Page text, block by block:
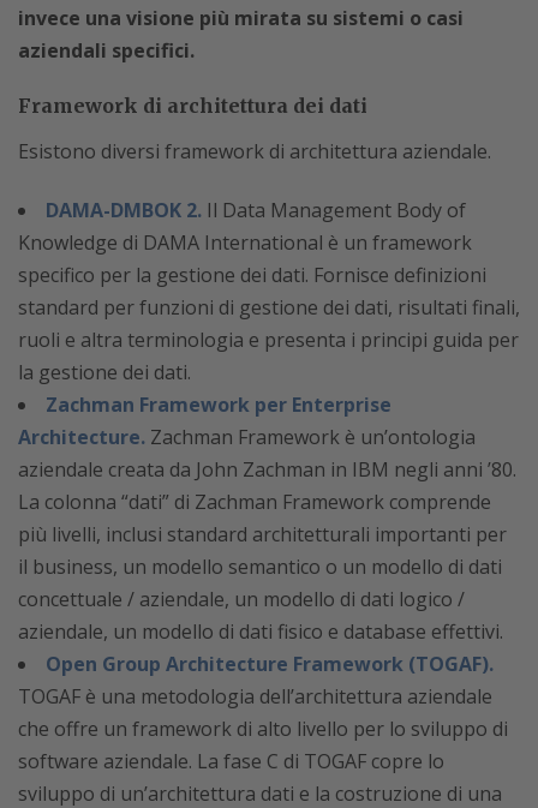
invece una visione più mirata su sistemi o casi
aziendali specifici.
Framework di architettura dei dati
Esistono diversi framework di architettura aziendale.
DAMA-DMBOK 2. Il Data Management Body of
Knowledge di DAMA International è un framework
specifico per la gestione dei dati. Fornisce definizioni
standard per funzioni di gestione dei dati, risultati finali,
ruoli e altra terminologia e presenta i principi guida per
la gestione dei dati.
Zachman Framework per Enterprise
Architecture. Zachman Framework è un’ontologia
aziendale creata da John Zachman in IBM negli anni ’80.
La colonna “dati” di Zachman Framework comprende
più livelli, inclusi standard architetturali importanti per
il business, un modello semantico o un modello di dati
concettuale / aziendale, un modello di dati logico /
aziendale, un modello di dati fisico e database effettivi.
Open Group Architecture Framework (TOGAF).
TOGAF è una metodologia dell’architettura aziendale
che offre un framework di alto livello per lo sviluppo di
software aziendale. La fase C di TOGAF copre lo
sviluppo di un’architettura dati e la costruzione di una